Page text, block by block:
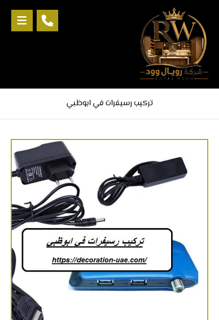
تركيب رسيفرات في ابوظبي